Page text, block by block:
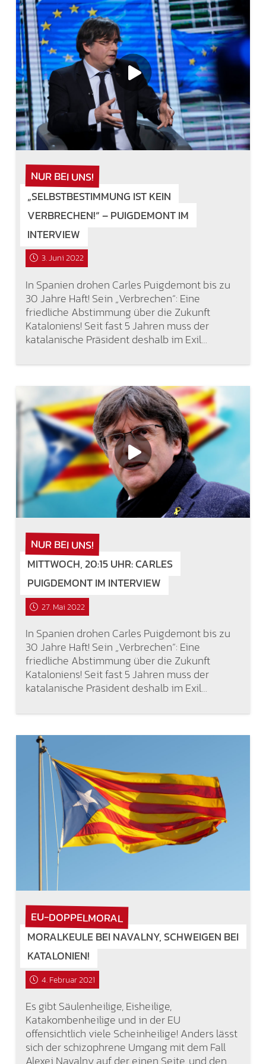
NUR BEI UNS!
„SELBSTBESTIMMUNG IST KEIN
VERBRECHEN!“ – PUIGDEMONT IM
INTERVIEW
3. Juni 2022
In Spanien drohen Carles Puigdemont bis zu
30 Jahre Haft! Sein „Verbrechen“: Eine
friedliche Abstimmung über die Zukunft
Kataloniens! Seit fast 5 Jahren muss der
katalanische Präsident deshalb im Exil…
NUR BEI UNS!
MITTWOCH, 20:15 UHR: CARLES
PUIGDEMONT IM INTERVIEW
27. Mai 2022
In Spanien drohen Carles Puigdemont bis zu
30 Jahre Haft! Sein „Verbrechen“: Eine
friedliche Abstimmung über die Zukunft
Kataloniens! Seit fast 5 Jahren muss der
katalanische Präsident deshalb im Exil…
EU-DOPPELMORAL
MORALKEULE BEI NAVALNY, SCHWEIGEN BEI
KATALONIEN!
4. Februar 2021
Es gibt Säulenheilige, Eisheilige,
Katakombenheilige und in der EU
offensichtlich viele Scheinheilige! Anders lässt
sich der schizophrene Umgang mit dem Fall